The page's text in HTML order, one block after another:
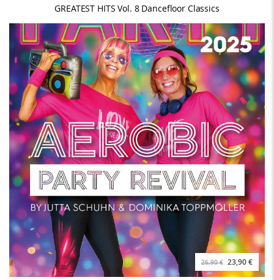
GREATEST HITS Vol. 8 Dancefloor Classics
26,90 € 23,90 €